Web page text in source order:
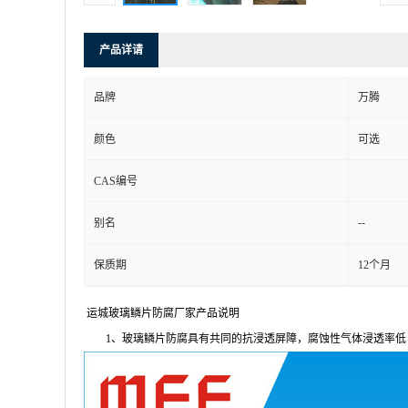
产品详请
品牌 万腾
颜色 可选
CAS编号
别名 --
保质期 12个月
运城玻璃鳞片防腐厂家产品说明
1、玻璃鳞片防腐具有共同的抗浸透屏障，腐蚀性气体浸透率